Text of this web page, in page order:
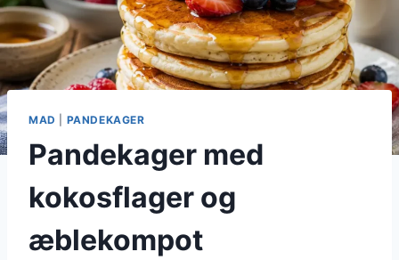
MAD PANDEKAGER
Pandekager med
kokosflager og
æblekompot